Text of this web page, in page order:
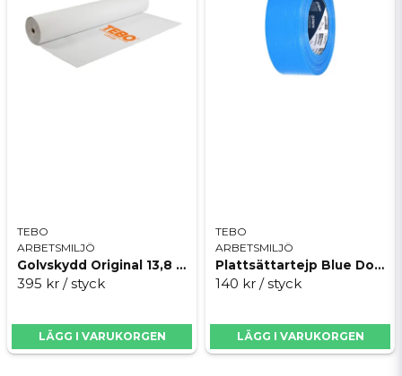
TEBO
ARBETSMILJÖ
Golvskydd Original 13,8 m
395 kr / styck
LÄGG I VARUKORGEN
TEBO
ARBETSMILJÖ
Plattsättartejp Blue Dolphin TT
140 kr / styck
LÄGG I VARUKORGEN